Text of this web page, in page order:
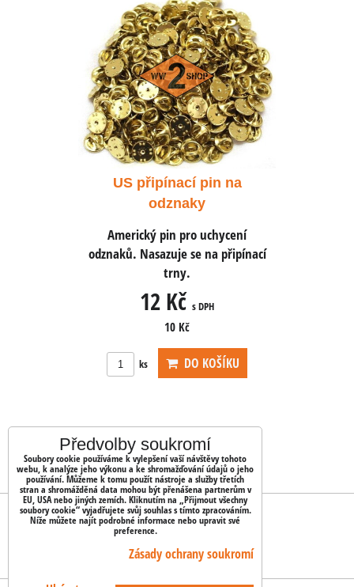
US připínací pin na
odznaky
Americký pin pro uchycení
odznaků. Nasazuje se na připínací
trny.
12 Kč s DPH
10 Kč
ks DO KOŠÍKU
OBJEDNÁVKY
Předvolby soukromí
Soubory cookie používáme k vylepšení vaší návštěvy tohoto
webu, k analýze jeho výkonu a ke shromažďování údajů o jeho
používání. Můžeme k tomu použít nástroje a služby třetích
stran a shromážděná data mohou být přenášena partnerům v
EU, USA nebo jiných zemích. Kliknutím na „Přijmout všechny
soubory cookie“ vyjadřujete svůj souhlas s tímto zpracováním.
Níže můžete najít podrobné informace nebo upravit své
preference.
Zásady ochrany soukromí